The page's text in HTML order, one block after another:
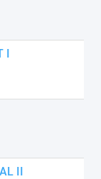
I
II